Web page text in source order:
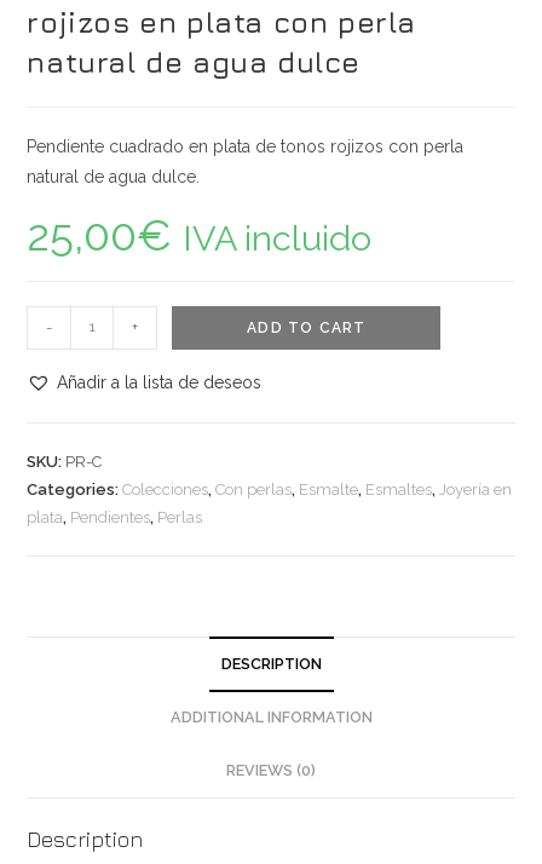
rojizos en plata con perla
natural de agua dulce
Pendiente cuadrado en plata de tonos rojizos con perla
natural de agua dulce.
25,00€ IVA incluido
Pendiente
cuadrado
de
en
plata
con
- + ADD TO CART
Añadir a la lista de deseos
SKU: PR-C
Categories:Colecciones,Con perlas, Esmalte, Esmaltes, Joyería en
plata, Pendientes, Perlas
DESCRIPTION
ADDITIONAL INFORMATION
REVIEWS (0)
Description